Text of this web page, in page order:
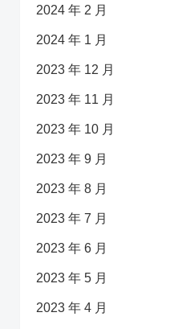
2024 年 2 月
2024 年 1 月
2023 年 12 月
2023 年 11 月
2023 年 10 月
2023 年 9 月
2023 年 8 月
2023 年 7 月
2023 年 6 月
2023 年 5 月
2023 年 4 月